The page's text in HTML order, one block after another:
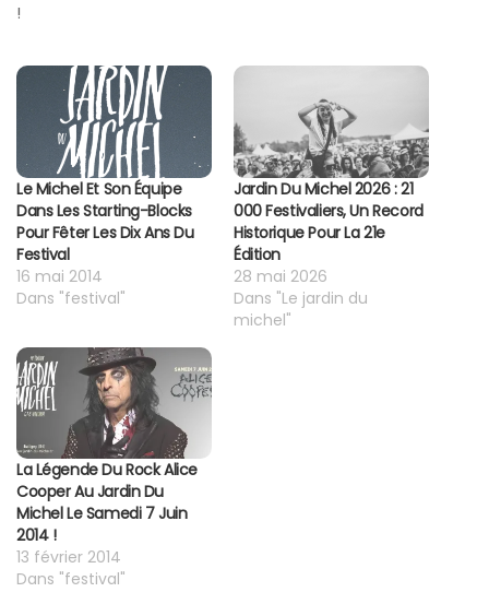
!
Le Michel Et Son Équipe
Dans Les Starting-Blocks
Pour Fêter Les Dix Ans Du
Festival
16 mai 2014
Dans "festival"
Jardin Du Michel 2026 : 21
000 Festivaliers, Un Record
Historique Pour La 21e
Édition
28 mai 2026
Dans "Le jardin du
michel"
La Légende Du Rock Alice
Cooper Au Jardin Du
Michel Le Samedi 7 Juin
2014 !
13 février 2014
Dans "festival"